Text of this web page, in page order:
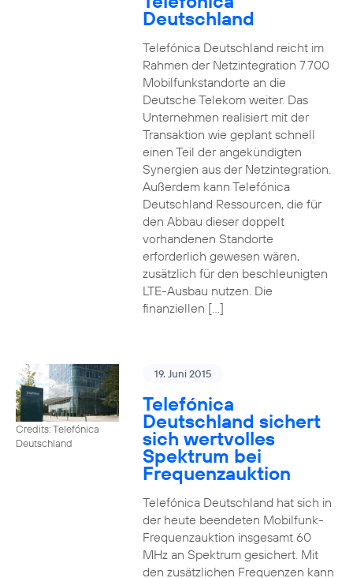
Deutschland
Telefónica Deutschland reicht im
Rahmen der Netzintegration 7.700
Mobilfunkstandorte an die
Deutsche Telekom weiter. Das
Unternehmen realisiert mit der
Transaktion wie geplant schnell
einen Teil der angekündigten
Synergien aus der Netzintegration.
Außerdem kann Telefónica
Deutschland Ressourcen, die für
den Abbau dieser doppelt
vorhandenen Standorte
erforderlich gewesen wären,
zusätzlich für den beschleunigten
LTE-Ausbau nutzen. Die
finanziellen […]
Credits: Telefónica
Deutschland
19. Juni 2015
Telefónica
Deutschland sichert
sich wertvolles
Spektrum bei
Frequenzauktion
Telefónica Deutschland hat sich in
der heute beendeten Mobilfunk-
Frequenzauktion insgesamt 60
MHz an Spektrum gesichert. Mit
den zusätzlichen Frequenzen kann